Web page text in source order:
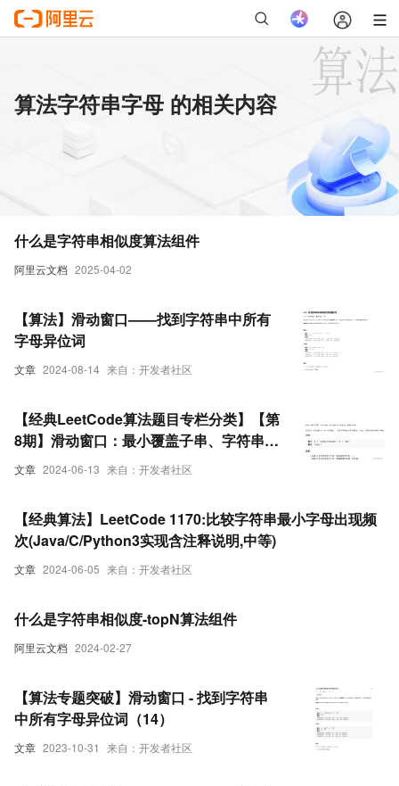
算法字符串字母 的相关内容
阿里云文档 2025-04-02
什么是字符串相似度算法组件
文章 2024-08-14 来自：开发者社区
【算法】滑动窗口——找到字符串中所有
字母异位词
文章 2024-06-13 来自：开发者社区
【经典LeetCode算法题目专栏分类】【第
8期】滑动窗口：最小覆盖子串、字符串排
列、找所有字母异位词、 最长无重复子串
文章 2024-06-05 来自：开发者社区
【经典算法】LeetCode 1170:比较字符串最小字母出现频
次(Java/C/Python3实现含注释说明,中等)
阿里云文档 2024-02-27
什么是字符串相似度-topN算法组件
文章 2023-10-31 来自：开发者社区
【算法专题突破】滑动窗口 - 找到字符串
中所有字母异位词（14）